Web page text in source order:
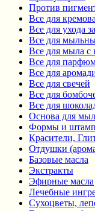
Против
Все для
Все для ухода
Все для
Все для мыла с
Все для
Все для
Все для свечей
Все для
Все для
Основа для
Формы и
Красители,
Отдушки
Базовые масла
Экстракты
Эфирные масла
Лечебные
Сухоцветы,